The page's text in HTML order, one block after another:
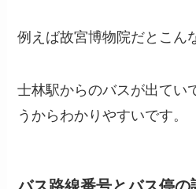
例えば故宮博物院だとこん
士林駅からのバスが出てい
うからわかりやすいです。
バス路線番号とバス停の